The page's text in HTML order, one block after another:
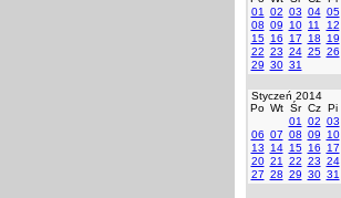
01
02 03 04 05
08 09 10 11 12
15 16 17 18 19
22 23 24 25 26
29 30 31
Styczeń 2014
Po Wt Śr Cz Pi
01
02 03
06 07 08 09 10
13
14 15 16 17
20 21 22 23 24
27 28 29 30 31